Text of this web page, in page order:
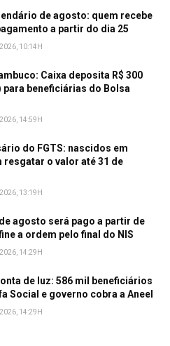
de agosto: quem recebe
a partir do dia 25
10:14H
Caixa deposita R$ 300
para beneficiárias do Bolsa
14:59H
do FGTS: nascidos em
o valor até 31 de
13:19H
agosto será pago a partir de
a ordem pelo final do NIS
14:29H
de luz: 586 mil beneficiários
Social e governo cobra a Aneel
14:29H